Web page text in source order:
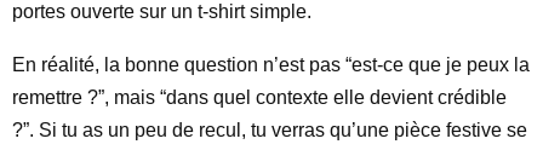
portes ouverte sur un t-shirt simple.
En réalité, la bonne question n’est pas “est-ce que je peux la
remettre ?”, mais “dans quel contexte elle devient crédible
?”. Si tu as un peu de recul, tu verras qu’une pièce festive se